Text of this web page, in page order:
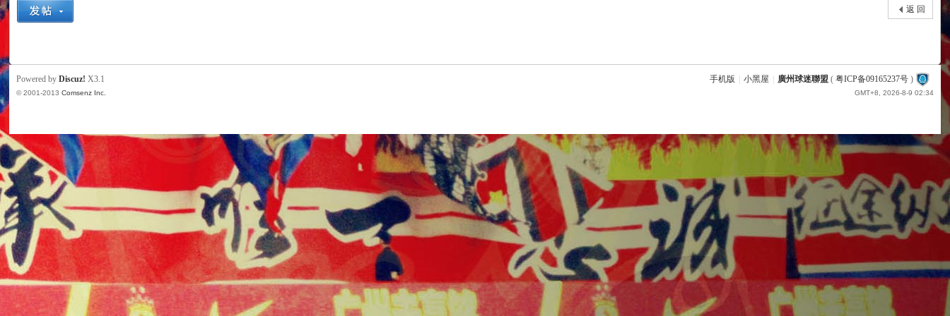
球
迷
返 回
手机版 小黑屋 廣州球迷聯盟 ( 粤ICP备09165237号)
GMT+8, 2026-8-9 02:34
Powered byDiscuz! X3.1
© 2001-2013Comsenz Inc.